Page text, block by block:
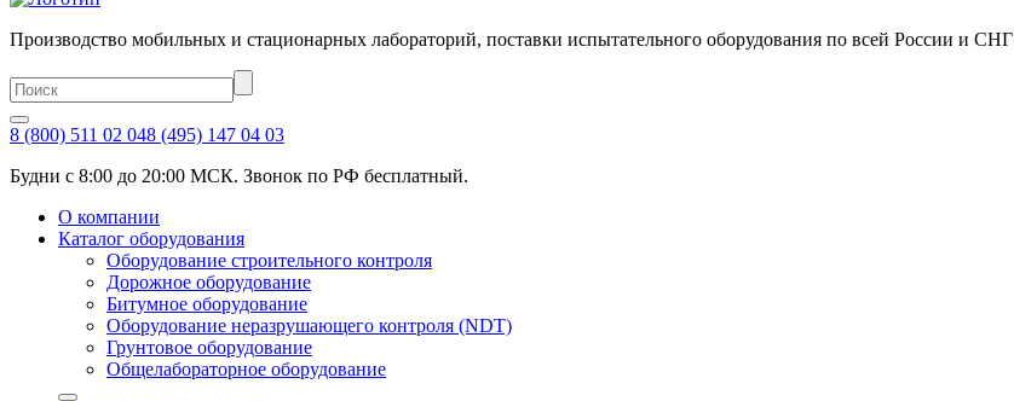
Производство мобильных и стационарных лабораторий, поставки испытательного оборудования по всей России и СНГ
8 (800) 511 02 048 (495) 147 04 03
Будни с 8:00 до 20:00 МСК. Звонок по РФ бесплатный.
О компании
Каталог оборудования
Оборудование строительного контроля
Дорожное оборудование
Битумное оборудование
Оборудование неразрушающего контроля (NDT)
Грунтовое оборудование
Общелабораторное оборудование